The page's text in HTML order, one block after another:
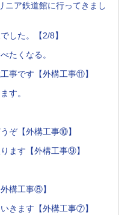
ニア鉄道館に行ってきまし
した。【2/8】
たくなる。
事です【外構工事⑪】
す。
ぞ【外構工事⑩】
ます【外構工事⑨】
構工事⑧】
きます【外構工事⑦】